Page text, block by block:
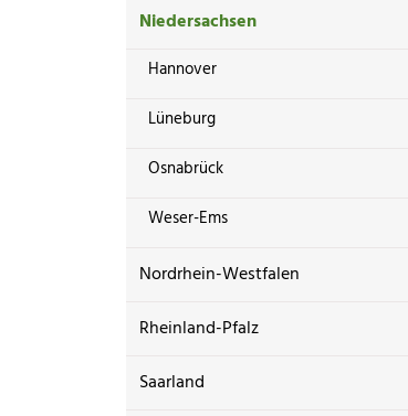
Niedersachsen
Hannover
Lüneburg
Osnabrück
Weser-Ems
Nordrhein-Westfalen
Rheinland-Pfalz
Saarland